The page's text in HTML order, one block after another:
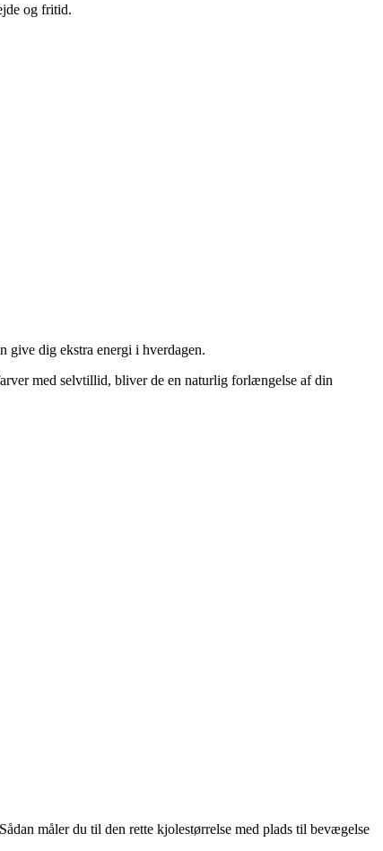
og fritid.
give dig ekstra energi i hverdagen.
med selvtillid, bliver de en naturlig forlængelse af din
Sådan måler du til den rette kjolestørrelse med plads til bevægelse